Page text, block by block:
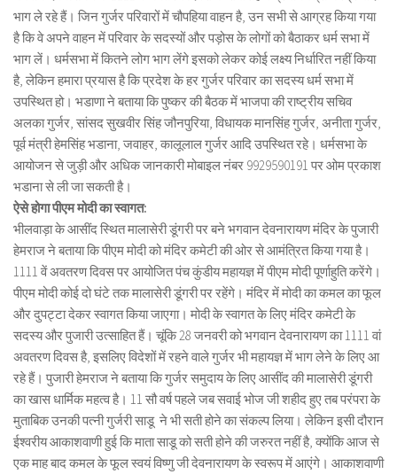
भाग ले रहे हैं। जिन गुर्जर परिवारों में चौपहिया वाहन है, उन सभी से आग्रह किया गया
है कि वे अपने वाहन में परिवार के सदस्यों और पड़ोस के लोगों को बैठाकर धर्म सभा में
भाग लें। धर्मसभा में कितने लोग भाग लेंगे इसको लेकर कोई लक्ष्य निर्धारित नहीं किया
है, लेकिन हमारा प्रयास है कि प्रदेश के हर गुर्जर परिवार का सदस्य धर्म सभा में
उपस्थित हो। भडाणा ने बताया कि पुष्कर की बैठक में भाजपा की राष्ट्रीय सचिव
अलका गुर्जर, सांसद सुखवीर सिंह जौनपुरिया, विधायक मानसिंह गुर्जर, अनीता गुर्जर,
पूर्व मंत्री हेमसिंह भडाना, जवाहर, कालूलाल गुर्जर आदि उपस्थित रहे। धर्मसभा के
आयोजन से जुड़ी और अधिक जानकारी मोबाइल नंबर 9929590191 पर ओम प्रकाश
भडाना से ली जा सकती है।
ऐसे होगा पीएम मोदी का स्वागत:
भीलवाड़ा के आसींद स्थित मालासेरी डूंगरी पर बने भगवान देवनारायण मंदिर के पुजारी
हेमराज ने बताया कि पीएम मोदी को मंदिर कमेटी की ओर से आमंत्रित किया गया है।
1111 वें अवतरण दिवस पर आयोजित पंच कुंडीय महायज्ञ में पीएम मोदी पूर्णाहुति करेंगे।
पीएम मोदी कोई दो घंटे तक मालासेरी डूंगरी पर रहेंगे। मंदिर में मोदी का कमल का फूल
और दुपट्टा देकर स्वागत किया जाएगा। मोदी के स्वागत के लिए मंदिर कमेटी के
सदस्य और पुजारी उत्साहित हैं। चूंकि 28 जनवरी को भगवान देवनारायण का 1111 वां
अवतरण दिवस है, इसलिए विदेशों में रहने वाले गुर्जर भी महायज्ञ में भाग लेने के लिए आ
रहे हैं। पुजारी हेमराज ने बताया कि गुर्जर समुदाय के लिए आसींद की मालासेरी डूंगरी
का खास धार्मिक महत्व है। 11 सौ वर्ष पहले जब सवाई भोज जी शहीद हुए तब परंपरा के
मुताबिक उनकी पत्नी गुर्जरी साडू ने भी सती होने का संकल्प लिया। लेकिन इसी दौरान
ईश्वरीय आकाशवाणी हुई कि माता साडू को सती होने की जरुरत नहीं है, क्योंकि आज से
एक माह बाद कमल के फूल स्वयं विष्णु जी देवनारायण के स्वरूप में आएंगे। आकाशवाणी